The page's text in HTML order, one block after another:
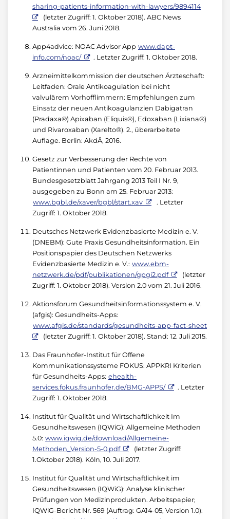
sharing-patients-information-with-lawyers/9894114
(letzter Zugriff: 1. Oktober 2018). ABC News
Australia vom 26. Juni 2018.
App4advice: NOAC Advisor App www.dapt-
info.com/noac/
. Letzter Zugriff: 1. Oktober 2018.
Arzneimittelkommission der deutschen Ärzteschaft:
Leitfaden: Orale Antikoagulation bei nicht
valvulärem Vorhofflimmern: Empfehlungen zum
Einsatz der neuen Antikoagulanzien Dabigatran
(Pradaxa®) Apixaban (Eliquis®), Edoxaban (Lixiana®)
und Rivaroxaban (Xarelto®). 2., überarbeitete
Auflage. Berlin: AkdÄ, 2016.
Gesetz zur Verbesserung der Rechte von
Patientinnen und Patienten vom 20. Februar 2013.
Bundesgesetzblatt Jahrgang 2013 Teil I Nr. 9,
ausgegeben zu Bonn am 25. Februar 2013:
www.bgbl.de/xaver/bgbl/start.xav
. Letzter
Zugriff: 1. Oktober 2018.
Deutsches Netzwerk Evidenzbasierte Medizin e. V.
(DNEBM): Gute Praxis Gesundheitsinformation. Ein
Positionspapier des Deutschen Netzwerks
Evidenzbasierte Medizin e. V.: www.ebm-
netzwerk.de/pdf/publikationen/gpgi2.pdf
(letzter
Zugriff: 1. Oktober 2018). Version 2.0 vom 21. Juli 2016.
Aktionsforum Gesundheitsinformationssystem e. V.
(afgis): Gesundheits-Apps:
www.afgis.de/standards/gesundheits-app-fact-sheet
(letzter Zugriff: 1. Oktober 2018). Stand: 12. Juli 2015.
Das Fraunhofer-Institut für Offene
Kommunikationssysteme FOKUS: APPKRI Kriterien
für Gesundheits-Apps: ehealth-
services.fokus.fraunhofer.de/BMG-APPS/
. Letzter
Zugriff: 1. Oktober 2018.
Institut für Qualität und Wirtschaftlichkeit Im
Gesundheitswesen (IQWiG): Allgemeine Methoden
5.0: www.iqwig.de/download/Allgemeine-
Methoden_Version-5-0.pdf
(letzter Zugriff:
1.Oktober 2018). Köln, 10. Juli 2017.
Institut für Qualität und Wirtschaftlichkeit im
Gesundheitswesen (IQWiG): Analyse klinischer
Prüfungen von Medizinprodukten. Arbeitspapier;
IQWiG-Bericht Nr. 569 (Auftrag: GA14-05, Version 1.0):